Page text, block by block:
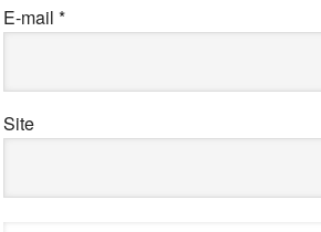
E-mail *
Site